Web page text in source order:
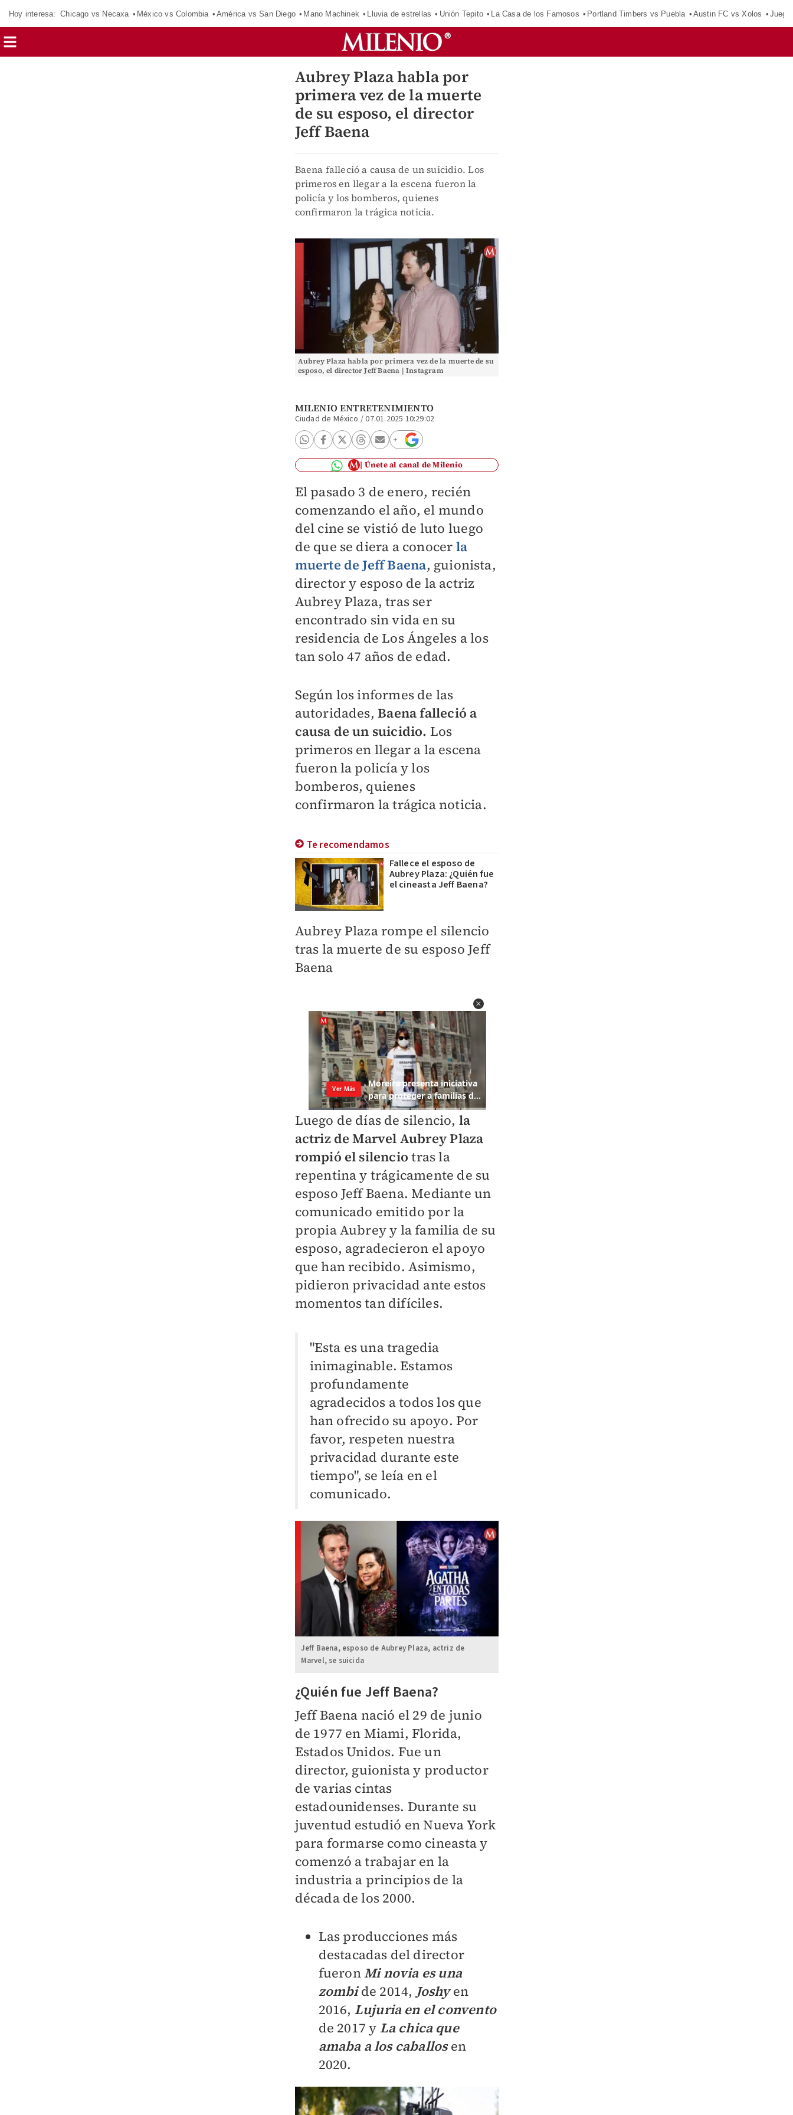
Hoy interesa: Chicago vs Necaxa México vs Colombia América vs San Diego Mano Machinek Lluvia de estrellas Unión Tepito La Casa de los Famosos Portland Timbers vs Puebla Austin FC vs Xolos
Aubrey Plaza habla por
primera vez de la muerte
de su esposo, el director
Jeff Baena
Baena falleció a causa de un suicidio. Los
primeros en llegar a la escena fueron la
policía y los bomberos, quienes
confirmaron la trágica noticia.
Aubrey Plaza habla por primera vez de la muerte de su
esposo, el director Jeff Baena | Instagram
MILENIO ENTRETENIMIENTO
Ciudad de México /07.01.2025 10:29:02
Únete al canal de Milenio
El pasado 3 de enero, recién
comenzando el año, el mundo
del cine se vistió de luto luego
de que se diera a conocer la
muerte de Jeff Baena, guionista,
director y esposo de la actriz
Aubrey Plaza, tras ser
encontrado sin vida en su
residencia de Los Ángeles a los
tan solo 47 años de edad.
Según los informes de las
autoridades,Baena falleció a
causa de un suicidio. Los
primeros en llegar a la escena
fueron la policía y los
bomberos, quienes
confirmaron la trágica noticia.
Te recomendamos
Fallece el esposo de
Aubrey Plaza: ¿Quién fue
el cineasta Jeff Baena?
Aubrey Plaza rompe el silencio
tras la muerte de su esposo Jeff
Baena
Luego de días de silencio, la
actriz de Marvel Aubrey Plaza
rompió el silenciotras la
repentina y trágicamente de su
esposo Jeff Baena. Mediante un
comunicado emitido por la
propia Aubrey y la familia de su
esposo, agradecieron el apoyo
que han recibido. Asimismo,
pidieron privacidad ante estos
momentos tan difíciles.
"Esta es una tragedia
inimaginable. Estamos
profundamente
agradecidos a todos los que
han ofrecido su apoyo. Por
favor, respeten nuestra
privacidad durante este
tiempo", se leía en el
comunicado.
Jeff Baena, esposo de Aubrey Plaza, actriz de
Marvel, se suicida
¿Quién fue Jeff Baena?
Jeff Baena nació el 29 de junio
de 1977 en Miami, Florida,
Estados Unidos. Fue un
director, guionista y productor
de varias cintas
estadounidenses. Durante su
juventud estudió en Nueva York
para formarse como cineasta y
comenzó a trabajar en la
industria a principios de la
década de los 2000.
Las producciones más
destacadas del director
fueronMi novia es una
zombide 2014, Joshyen
2016, Lujuria en el convento
de 2017 y La chica que
amaba a los caballosen
2020.